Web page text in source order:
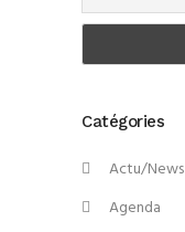
Catégories
Actu/News
Agenda